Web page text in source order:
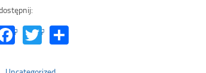
Facebook
Twitter